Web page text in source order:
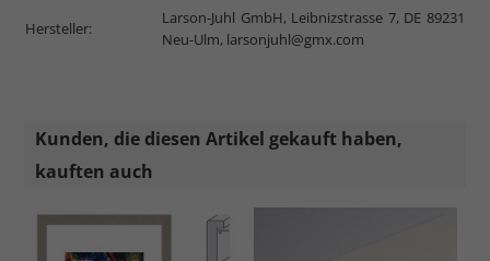
Hersteller:
Larson-Juhl GmbH, Leibnizstrasse 7, DE 89231
Neu-Ulm, larsonjuhl@gmx.com
Kunden, die diesen Artikel gekauft haben,
kauften auch